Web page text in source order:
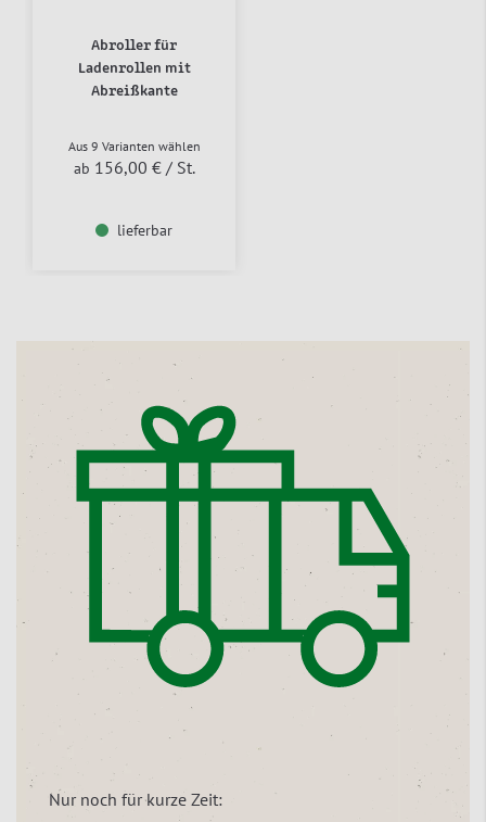
Abroller für
Ladenrollen mit
Abreißkante
Aus 9 Varianten wählen
ab 156,00 € / St.
lieferbar
Nur noch für kurze Zeit: